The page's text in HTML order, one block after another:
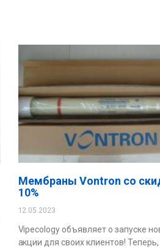
Мембраны Vontron со
10%
12.05.2023
Vipecology объявляет о запуске
акции для своих клиентов! Теперь,